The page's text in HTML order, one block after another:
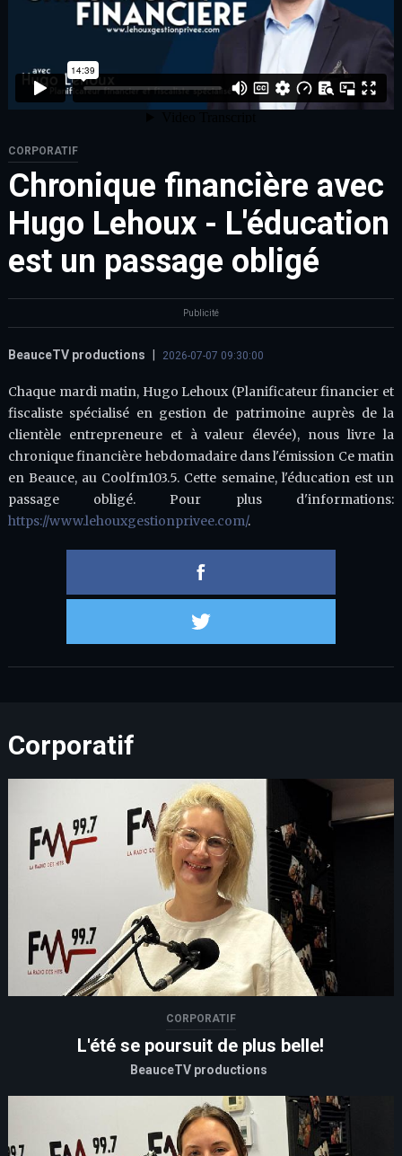
CORPORATIF
Chronique financière avec
Hugo Lehoux - L'éducation
est un passage obligé
Publicité
BeauceTV productions 2026-07-07 09:30:00
Chaque mardi matin, Hugo Lehoux (Planificateur financier et
fiscaliste spécialisé en gestion de patrimoine auprès de la
clientèle entrepreneure et à valeur élevée), nous livre la
chronique financière hebdomadaire dans l'émission Ce matin
en Beauce, au Coolfm103.5. Cette semaine, l'éducation est un
passage obligé. Pour plus d'informations:
https://www.lehouxgestionprivee.com/.
Corporatif
CORPORATIF
L'été se poursuit de plus belle!
BeauceTV productions